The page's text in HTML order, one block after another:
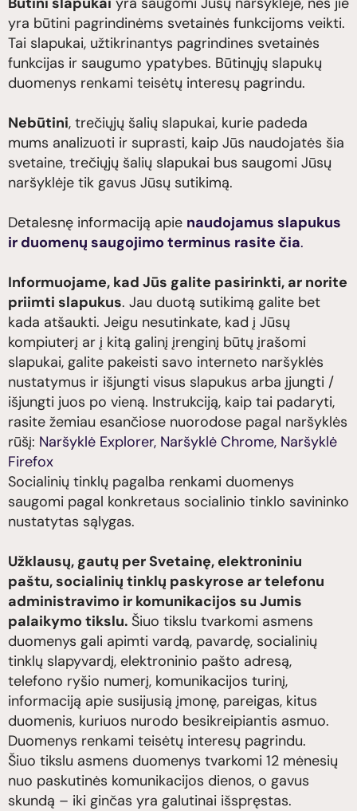
yra būtini pagrindinėms svetainės funkcijoms veikti.
Tai slapukai, užtikrinantys pagrindines svetainės
funkcijas ir saugumo ypatybes. Būtinųjų slapukų
duomenys renkami teisėtų interesų pagrindu.
Nebūtini, trečiųjų šalių slapukai, kurie padeda
mums analizuoti ir suprasti, kaip Jūs naudojatės šia
svetaine, trečiųjų šalių slapukai bus saugomi Jūsų
naršyklėje tik gavus Jūsų sutikimą.
Detalesnę informaciją apie naudojamus slapukus
ir duomenų saugojimo terminus rasite čia.
Informuojame, kad Jūs galite pasirinkti, ar norite
priimti slapukus. Jau duotą sutikimą galite bet
kada atšaukti. Jeigu nesutinkate, kad į Jūsų
kompiuterį ar į kitą galinį įrenginį būtų įrašomi
slapukai, galite pakeisti savo interneto naršyklės
nustatymus ir išjungti visus slapukus arba įjungti /
išjungti juos po vieną. Instrukciją, kaip tai padaryti,
rasite žemiau esančiose nuorodose pagal naršyklės
rūšį: Naršyklė Explorer, Naršyklė Chrome, Naršyklė
Firefox
Socialinių tinklų pagalba renkami duomenys
saugomi pagal konkretaus socialinio tinklo savininko
nustatytas sąlygas.
Užklausų, gautų per Svetainę, elektroniniu
paštu, socialinių tinklų paskyrose ar telefonu
administravimo ir komunikacijos su Jumis
palaikymo tikslu. Šiuo tikslu tvarkomi asmens
duomenys gali apimti vardą, pavardę, socialinių
tinklų slapyvardį, elektroninio pašto adresą,
telefono ryšio numerį, komunikacijos turinį,
informaciją apie susijusią įmonę, pareigas, kitus
duomenis, kuriuos nurodo besikreipiantis asmuo.
Duomenys renkami teisėtų interesų pagrindu.
Šiuo tikslu asmens duomenys tvarkomi 12 mėnesių
nuo paskutinės komunikacijos dienos, o gavus
skundą – iki ginčas yra galutinai išspręstas.